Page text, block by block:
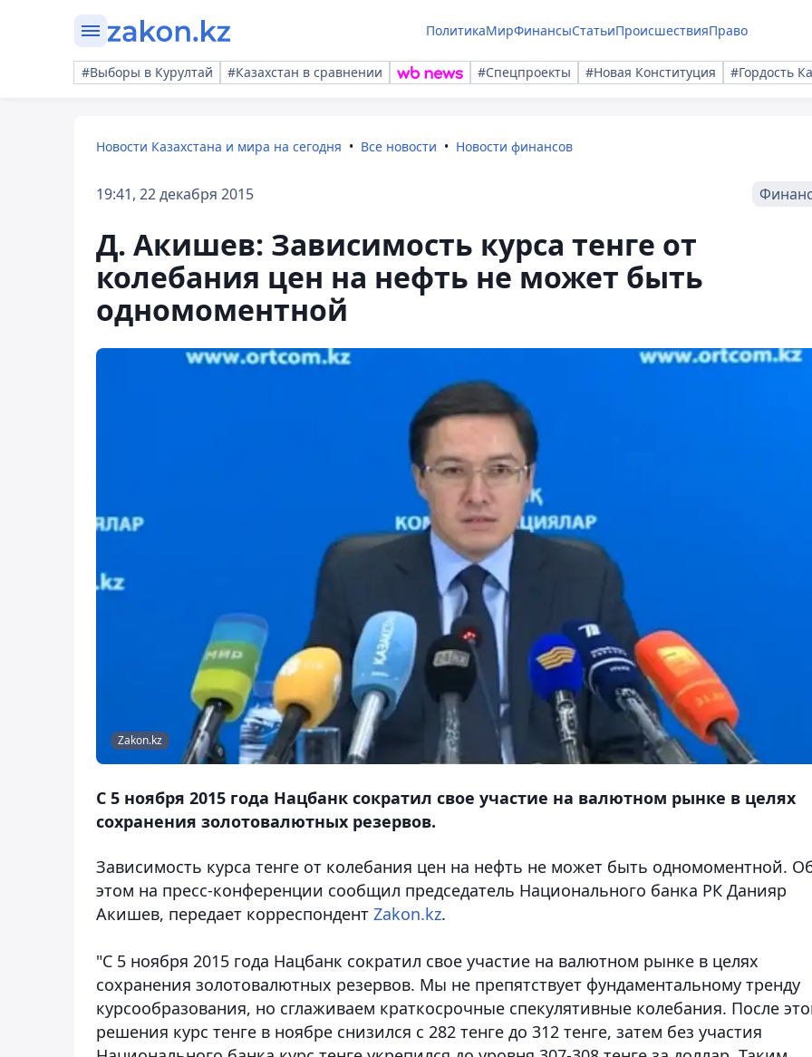
ПолитикаМирФинансыСтатьиПроисшествияПраво
#Выборы в Курултай #Казахстан в сравнении #Спецпроекты #Новая Конституция #Гордость
Новости Казахстана и мира на сегодня Все новости Новости финансов
19:41, 22 декабря 2015
Д. Акишев: Зависимость курса тенге от
колебания цен на нефть не может быть
одномоментной
Zakon.kz
С 5 ноября 2015 года Нацбанк сократил свое участие на валютном рынке в целях
сохранения золотовалютных резервов.
Зависимость курса тенге от колебания цен на нефть не может быть одномоментной.
этом на пресс-конференции сообщил председатель Национального банка РК Данияр
Акишев, передает корреспондент Zakon.kz.
"С 5 ноября 2015 года Нацбанк сократил свое участие на валютном рынке в целях
сохранения золотовалютных резервов. Мы не препятствует фундаментальному тренду
курсообразования, но сглаживаем краткосрочные спекулятивные колебания. После
решения курс тенге в ноябре снизился с 282 тенге до 312 тенге, затем без участия